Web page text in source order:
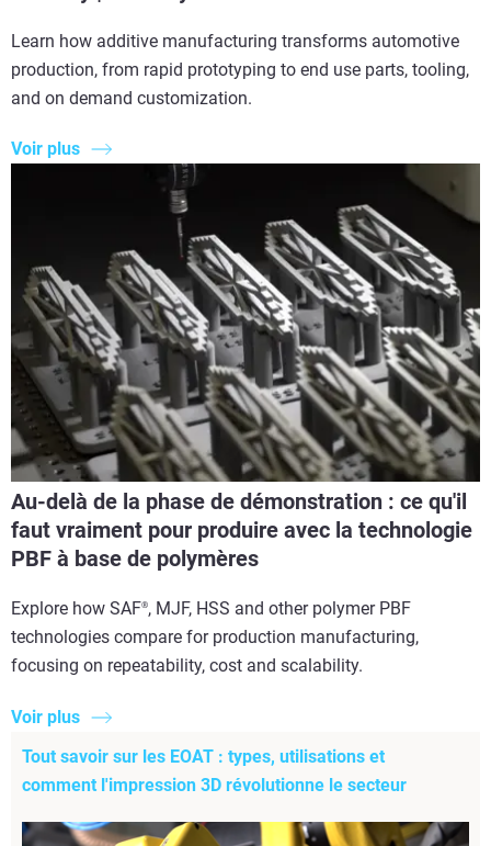
Learn how additive manufacturing transforms automotive
production, from rapid prototyping to end use parts, tooling,
and on demand customization.
Voir plus
Au-delà de la phase de démonstration : ce qu'il
faut vraiment pour produire avec la technologie
PBF à base de polymères
Explore how SAF®, MJF, HSS and other polymer PBF
technologies compare for production manufacturing,
focusing on repeatability, cost and scalability.
Voir plus
Tout savoir sur les EOAT : types, utilisations et
comment l'impression 3D révolutionne le secteur